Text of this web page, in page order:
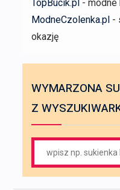
TopBucik.pl - modne
ModneCzolenka.pl -
okazję
WYMARZONA
Z
for: